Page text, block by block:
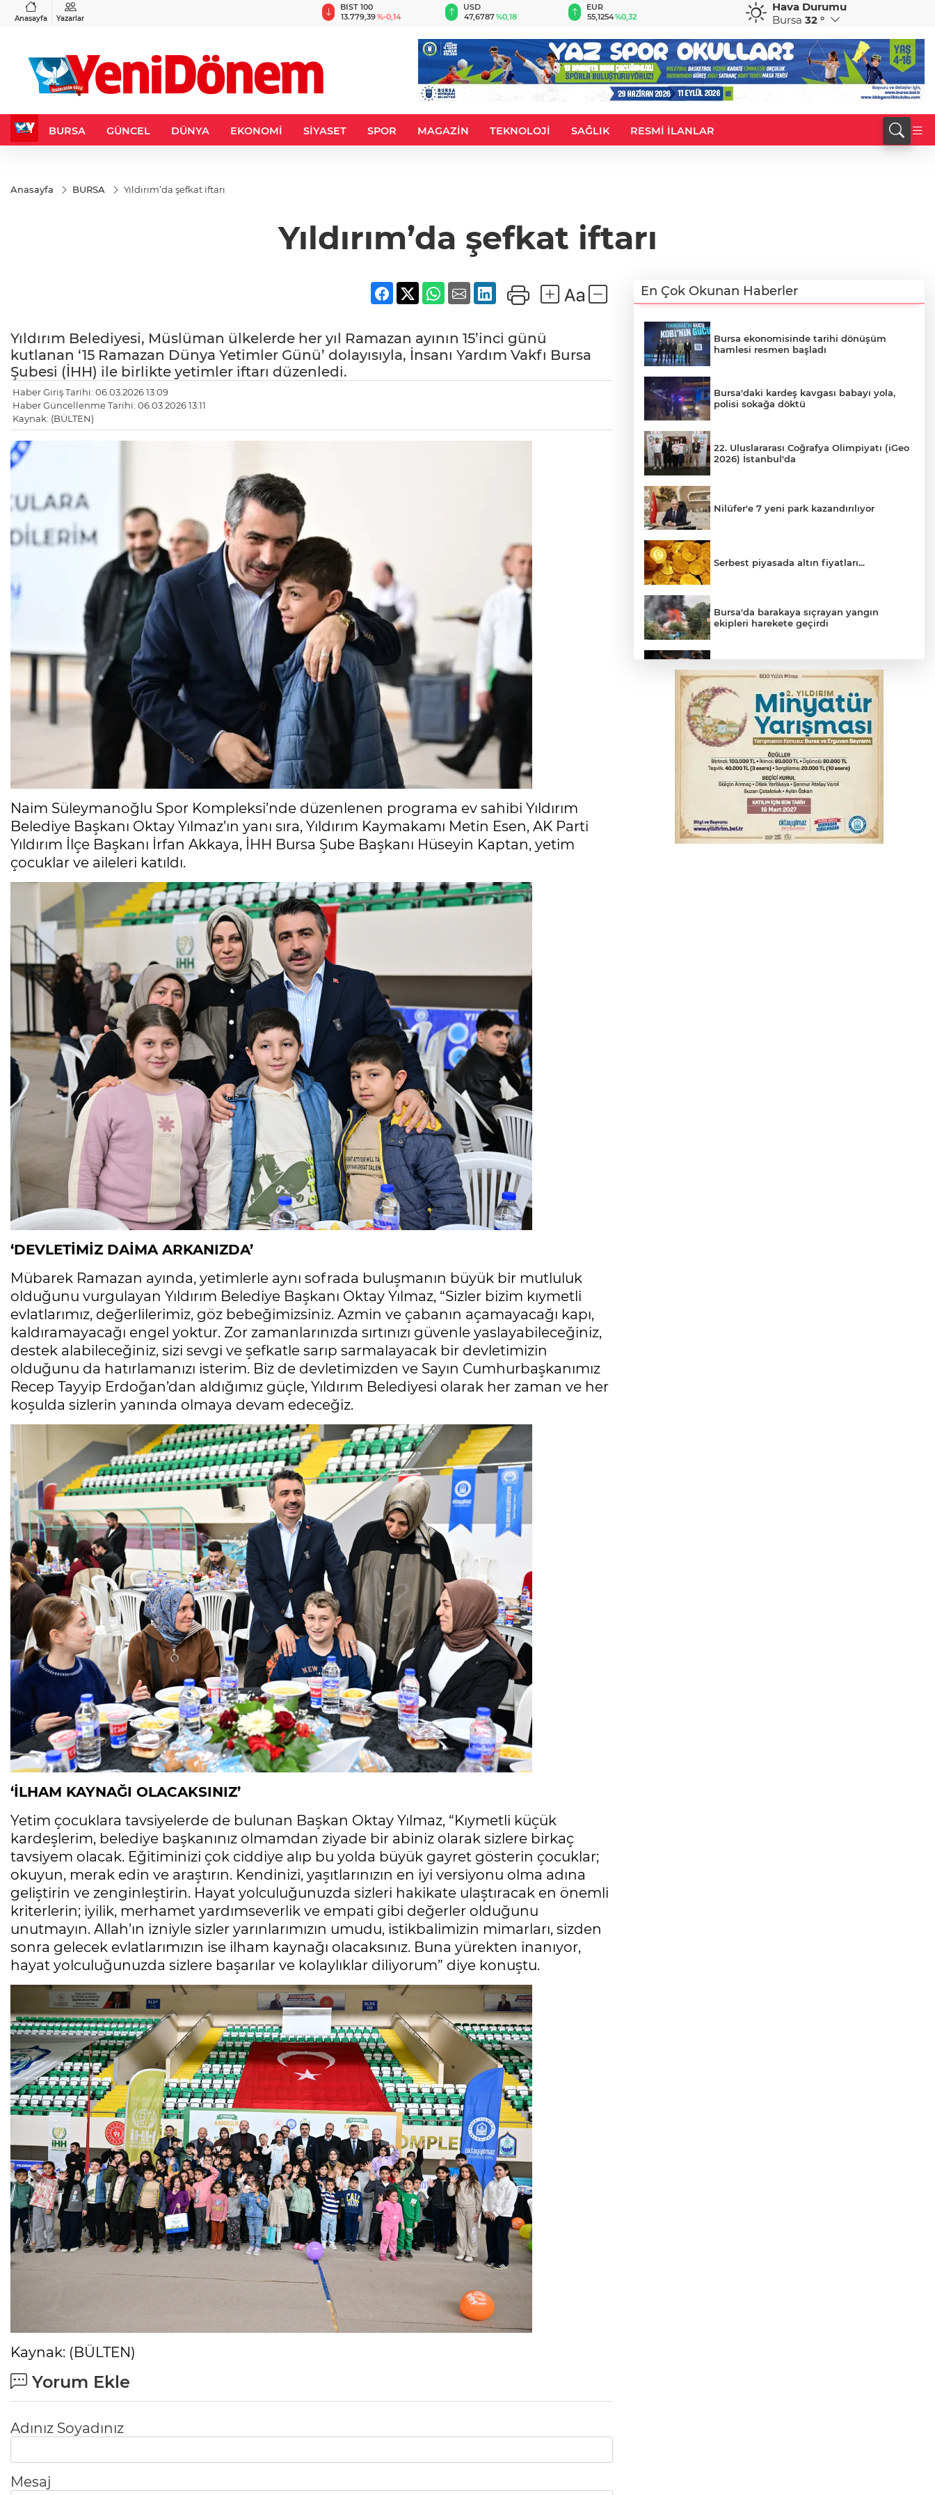
Anasayfa Yazarlar
%-0,22
BIST 100
13.779,39%-0,14
USD
47,6787%0,18
EUR
55,1254%0,32 %0,38
CHF
59,0083
Hava Durumu
Bursa 32 °
BURSA GÜNCEL DÜNYA EKONOMİ SİYASET SPOR MAGAZİN TEKNOLOJİ SAĞLIK RESMİ İLANLAR
Anasayfa BURSA Yıldırım’da şefkat iftarı
Yıldırım’da şefkat iftarı
Yıldırım Belediyesi, Müslüman ülkelerde her yıl Ramazan ayının 15’inci günü
kutlanan ‘15 Ramazan Dünya Yetimler Günü’ dolayısıyla, İnsanı Yardım Vakfı Bursa
Şubesi (İHH) ile birlikte yetimler iftarı düzenledi.
Haber Giriş Tarihi: 06.03.2026 13:09
Haber Güncellenme Tarihi: 06.03.2026 13:11
Kaynak: (BÜLTEN)
Naim Süleymanoğlu Spor Kompleksi’nde düzenlenen programa ev sahibi Yıldırım
Belediye Başkanı Oktay Yılmaz’ın yanı sıra, Yıldırım Kaymakamı Metin Esen, AK Parti
Yıldırım İlçe Başkanı İrfan Akkaya, İHH Bursa Şube Başkanı Hüseyin Kaptan, yetim
çocuklar ve aileleri katıldı.
‘DEVLETİMİZ DAİMA ARKANIZDA’
Mübarek Ramazan ayında, yetimlerle aynı sofrada buluşmanın büyük bir mutluluk
olduğunu vurgulayan Yıldırım Belediye Başkanı Oktay Yılmaz, “Sizler bizim kıymetli
evlatlarımız, değerlilerimiz, göz bebeğimizsiniz. Azmin ve çabanın açamayacağı kapı,
kaldıramayacağı engel yoktur. Zor zamanlarınızda sırtınızı güvenle yaslayabileceğiniz,
destek alabileceğiniz, sizi sevgi ve şefkatle sarıp sarmalayacak bir devletimizin
olduğunu da hatırlamanızı isterim. Biz de devletimizden ve Sayın Cumhurbaşkanımız
Recep Tayyip Erdoğan’dan aldığımız güçle, Yıldırım Belediyesi olarak her zaman ve her
koşulda sizlerin yanında olmaya devam edeceğiz.
‘İLHAM KAYNAĞI OLACAKSINIZ’
Yetim çocuklara tavsiyelerde de bulunan Başkan Oktay Yılmaz, “Kıymetli küçük
kardeşlerim, belediye başkanınız olmamdan ziyade bir abiniz olarak sizlere birkaç
tavsiyem olacak. Eğitiminizi çok ciddiye alıp bu yolda büyük gayret gösterin çocuklar;
okuyun, merak edin ve araştırın. Kendinizi, yaşıtlarınızın en iyi versiyonu olma adına
geliştirin ve zenginleştirin. Hayat yolculuğunuzda sizleri hakikate ulaştıracak en önemli
kriterlerin; iyilik, merhamet yardımseverlik ve empati gibi değerler olduğunu
unutmayın. Allah’ın izniyle sizler yarınlarımızın umudu, istikbalimizin mimarları, sizden
sonra gelecek evlatlarımızın ise ilham kaynağı olacaksınız. Buna yürekten inanıyor,
hayat yolculuğunuzda sizlere başarılar ve kolaylıklar diliyorum” diye konuştu.
Kaynak: (BÜLTEN)
Yorum Ekle
Adınız Soyadınız
Mesaj
En Çok Okunan Haberler
Bursa ekonomisinde tarihi dönüşüm
hamlesi resmen başladı
Bursa'daki kardeş kavgası babayı yola,
polisi sokağa döktü
22. Uluslararası Coğrafya Olimpiyatı (iGeo
2026) İstanbul'da
Nilüfer'e 7 yeni park kazandırılıyor
Serbest piyasada altın fiyatları...
Bursa'da barakaya sıçrayan yangın
ekipleri harekete geçirdi
Yargıtay’dan primle çalışanlara müjde
TOFAŞ Basketbol'da sağlık kontrolleri
başladı
Bursa’da bugün hava nasıl olacak?
Osmangazi’de iş arayanlara destek